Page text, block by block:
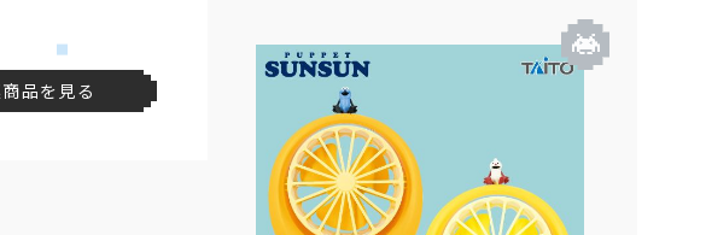
品を見る